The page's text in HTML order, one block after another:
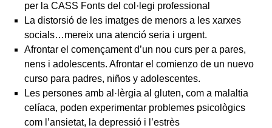
per la CASS Fonts del col·legi professional
La distorsió de les imatges de menors a les xarxes
socials…mereix una atenció seria i urgent.
Afrontar el començament d’un nou curs per a pares,
nens i adolescents. Afrontar el comienzo de un nuevo
curso para padres, niños y adolescentes.
Les persones amb al·lèrgia al gluten, com a malaltia
celíaca, poden experimentar problemes psicològics
com l’ansietat, la depressió i l’estrès